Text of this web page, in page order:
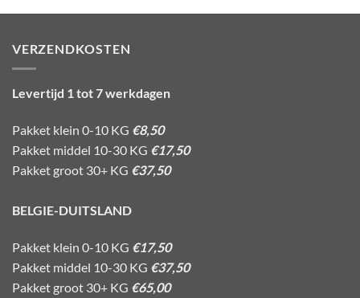
VERZENDKOSTEN
Levertijd 1 tot 7 werkdagen
Pakket klein 0-10 KG €8,50
Pakket middel 10-30 KG €17,50
Pakket groot 30+ KG €37,50
BELGIE-DUITSLAND
Pakket klein 0-10 KG €17,50
Pakket middel 10-30 KG €37,50
Pakket groot 30+ KG €65,00